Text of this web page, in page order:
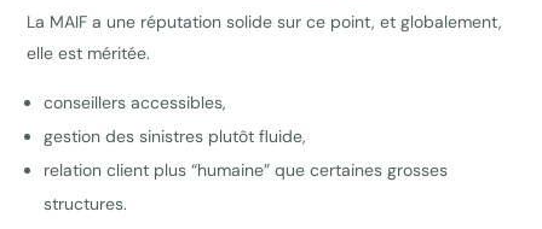
La MAIF a une réputation solide sur ce point, et globalement,
elle est méritée.
conseillers accessibles,
gestion des sinistres plutôt fluide,
relation client plus “humaine” que certaines grosses
structures.